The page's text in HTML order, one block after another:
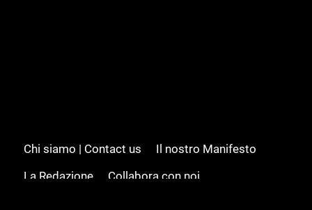
Chi siamo | Contact us
Il nostro Manifesto
La Redazione
Collabora con noi